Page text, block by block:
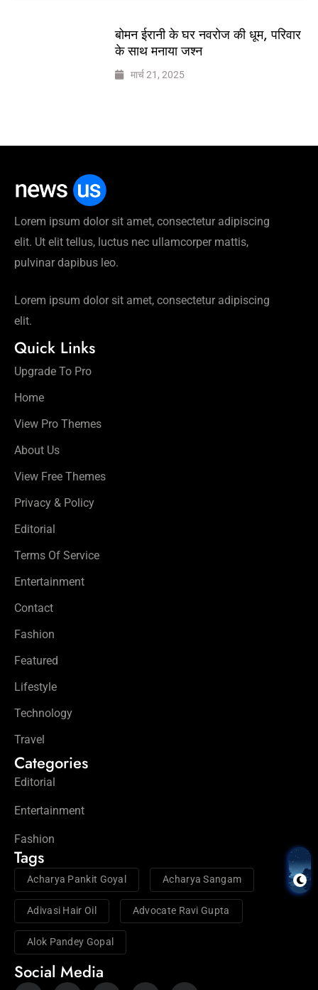
बोमन ईरानी के घर नवरोज की धूम, परिवार
के साथ मनाया जश्न
मार्च 21, 2025
Lorem ipsum dolor sit amet, consectetur adipiscing
elit. Ut elit tellus, luctus nec ullamcorper mattis,
pulvinar dapibus leo.
Lorem ipsum dolor sit amet, consectetur adipiscing
elit.
Quick Links
Upgrade To Pro
Home
View Pro Themes
About Us
View Free Themes
Privacy & Policy
Editorial
Terms Of Service
Entertainment
Contact
Fashion
Featured
Lifestyle
Technology
Travel
Categories
Editorial
Entertainment
Fashion
Tags
Acharya Pankit Goyal Acharya Sangam
Adivasi Hair Oil Advocate Ravi Gupta
Alok Pandey Gopal
Social Media